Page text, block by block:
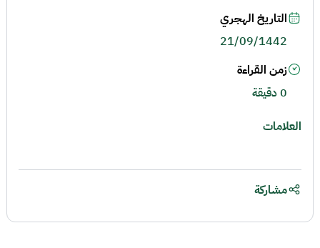
التاريخ الهجري
21/09/1442
زمن القراءة
0 دقيقة
العلامات
مشاركة